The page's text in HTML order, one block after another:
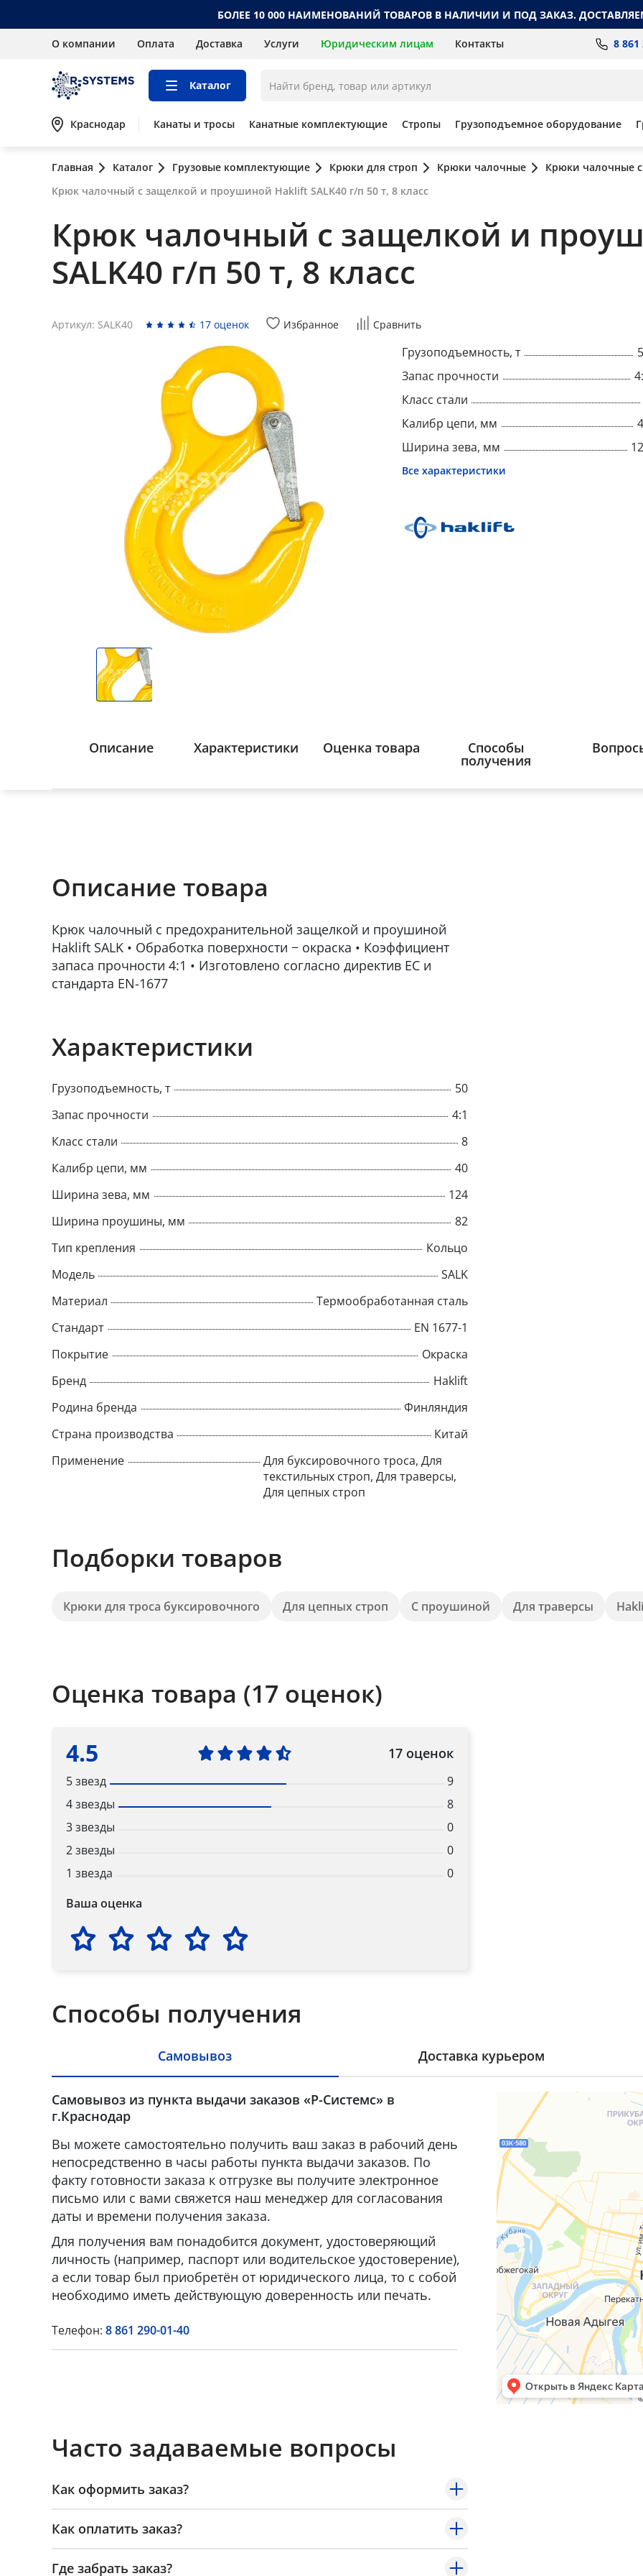
БОЛЕЕ 10 000 НАИМЕНОВАНИЙ ТОВАРОВ В НАЛИЧИИ И ПОД ЗАКАЗ.
О компании Оплата Доставка Услуги Юридическим лицам Контакты 8 861
Каталог
Краснодар Канаты и тросы Канатные комплектующие Стропы Грузоподъемное оборудование
Главная Каталог Грузовые комплектующие Крюки для строп Крюки чалочные
Крюки чалочные
Крюк чалочный с защелкой и проушиной Haklift SALK40 г/п 50 т, 8 класс
Крюк чалочный с защелкой и
SALK40 г/п 50 т, 8 класс
Артикул: SALK40 17 оценок Избранное Сравнить
Грузоподъемность, т
Запас прочности
Класс стали
Калибр цепи, мм
Ширина зева, мм
Все характеристики
Описание Характеристики Оценка товара Способы
получения
Описание товара
Крюк чалочный с предохранительной защелкой и проушиной
Haklift SALK • Обработка поверхности − окраска • Коэффициент
запаса прочности 4:1 • Изготовлено согласно директив ЕС и
стандарта EN-1677
Характеристики
Грузоподъемность, т
50
Запас прочности
4:1
Класс стали
8
Калибр цепи, мм
40
Ширина зева, мм
124
Ширина проушины, мм
82
Тип крепления
Кольцо
Модель
SALK
Материал
Термообработанная сталь
Стандарт
EN 1677-1
Покрытие
Окраска
Бренд
Haklift
Родина бренда
Финляндия
Страна производства
Китай
Применение
Для буксировочного троса, Для
текстильных строп, Для траверсы,
Для цепных строп
Подборки товаров
Крюки для троса буксировочного Для цепных строп С проушиной Для траверсы
Оценка товара (17 оценок)
4.5 17 оценок
5 звезд
9
4 звезды
8
3 звезды
0
2 звезды
0
1 звезда
0
Ваша оценка
Способы получения
Самовывоз Доставка курьером
Самовывоз из пункта выдачи заказов «Р-Системс» в
г.Краснодар
Вы можете самостоятельно получить ваш заказ в рабочий день
непосредственно в часы работы пункта выдачи заказов. По
факту готовности заказа к отгрузке вы получите электронное
письмо или с вами свяжется наш менеджер для согласования
даты и времени получения заказа.
Для получения вам понадобится документ, удостоверяющий
личность (например, паспорт или водительское удостоверение),
а если товар был приобретён от юридического лица, то с собой
необходимо иметь действующую доверенность или печать.
Телефон: 8 861 290-01-40
Часто задаваемые вопросы
Как оформить заказ?
Как оплатить заказ?
Где забрать заказ?
Popup